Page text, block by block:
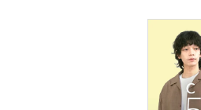
文房具
ペット用品